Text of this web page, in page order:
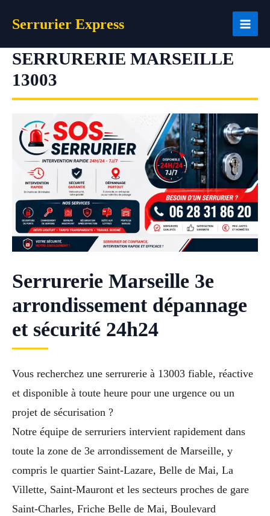
Serrurier Express
SERRURERIE MARSEILLE
13003
Serrurerie Marseille 3e
arrondissement dépannage
et sécurité 24h24
Vous recherchez une serrurerie à 13003 fiable, réactive
et disponible à toute heure pour une urgence ou un
projet de sécurisation ?
Notre équipe de serruriers intervient rapidement dans
toute la zone de 3e arrondissement de Marseille, y
compris le quartier Saint-Lazare, Belle de Mai, La
Villette, Saint-Mauront et les secteurs proches de gare
Saint-Charles, Friche Belle de Mai, Boulevard